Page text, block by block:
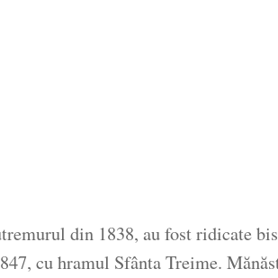
din 1838, au fost ridicate
cu hramul Sfânta Treime.